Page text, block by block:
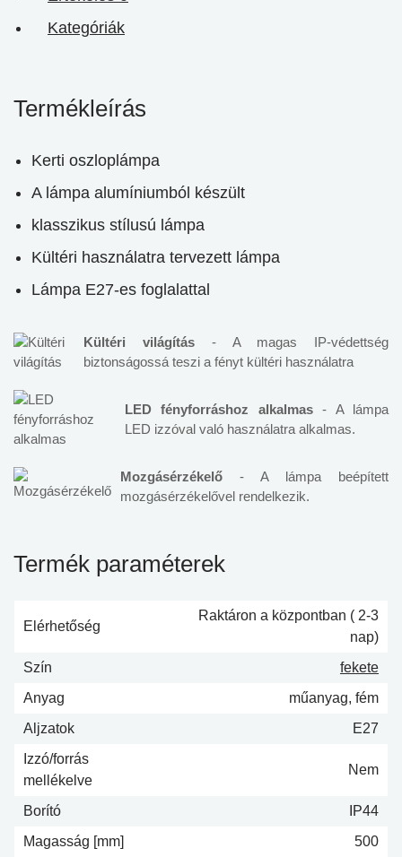
Kategóriák
Termékleírás
Kerti oszloplámpa
A lámpa alumíniumból készült
klasszikus stílusú lámpa
Kültéri használatra tervezett lámpa
Lámpa E27-es foglalattal
Kültéri világítás - A magas IP-védettség
biztonságossá teszi a fényt kültéri használatra
LED fényforráshoz alkalmas- A lámpa
LED izzóval való használatra alkalmas.
Mozgásérzékelő - A lámpa beépített
mozgásérzékelővel rendelkezik.
Termék paraméterek
Elérhetőség
Raktáron a központban ( 2-3
nap)
Szín
fekete
Anyag
műanyag, fém
Aljzatok
E27
Izzó/forrás
mellékelve
Nem
Borító
IP44
Magasság [mm]
500